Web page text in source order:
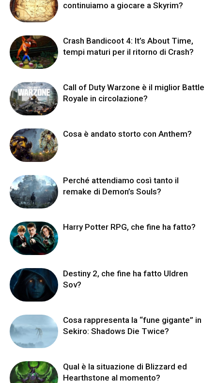
continuiamo a giocare a Skyrim?
Crash Bandicoot 4: It’s About Time,
tempi maturi per il ritorno di Crash?
Call of Duty Warzone è il miglior Battle
Royale in circolazione?
Cosa è andato storto con Anthem?
Perché attendiamo così tanto il
remake di Demon’s Souls?
Harry Potter RPG, che fine ha fatto?
Destiny 2, che fine ha fatto Uldren
Sov?
Cosa rappresenta la “fune gigante” in
Sekiro: Shadows Die Twice?
Qual è la situazione di Blizzard ed
Hearthstone al momento?